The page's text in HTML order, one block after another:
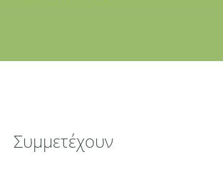
Συμμετέχουν